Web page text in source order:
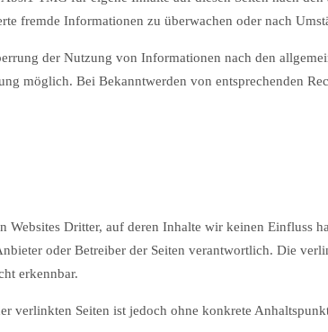
fremde Informationen zu überwachen oder nach
der Nutzung von Informationen nach den
möglich. Bei Bekanntwerden von entsprechenden
Websites Dritter, auf deren Inhalte wir keinen Einfluss
oder Betreiber der Seiten verantwortlich. Die
erkennbar.
verlinkten Seiten ist jedoch ohne konkrete